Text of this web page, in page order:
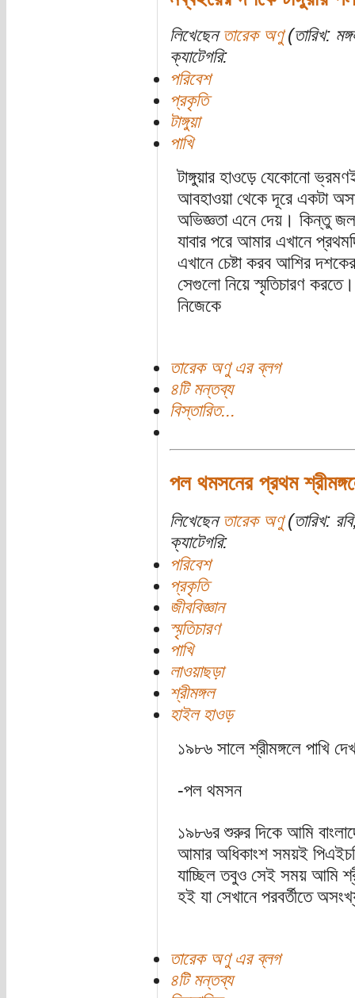
লিখেছেন তারেক অণু(তারিখ:
ক্যাটেগরি:
পরিবেশ
প্রকৃতি
টাঙ্গুয়া
পাখি
টাঙ্গুয়ার হাওড়ে যেকোনো
আবহাওয়া থেকে দূরে একটা
অভিজ্ঞতা এনে দেয়। কিন্তু
যাবার পরে আমার এখানে
এখানে চেষ্টা করব আশির
সেগুলো নিয়ে স্মৃতিচারণ
নিজেকে
তারেক অণু এর ব্লগ
৪টি মন্তব্য
বিস্তারিত...
পল থমসনের প্রথম
লিখেছেন তারেক অণু(তারিখ:
ক্যাটেগরি:
পরিবেশ
প্রকৃতি
জীববিজ্ঞান
স্মৃতিচারণ
পাখি
লাওয়াছড়া
শ্রীমঙ্গল
হাইল হাওড়
১৯৮৬ সালে শ্রীমঙ্গলে পাখি
-পল থমসন
১৯৮৬র শুরুর দিকে আমি
আমার অধিকাংশ সময়ই
যাচ্ছিল তবুও সেই সময় আমি
হই যা সেখানে পরবর্তীতে
তারেক অণু এর ব্লগ
৪টি মন্তব্য